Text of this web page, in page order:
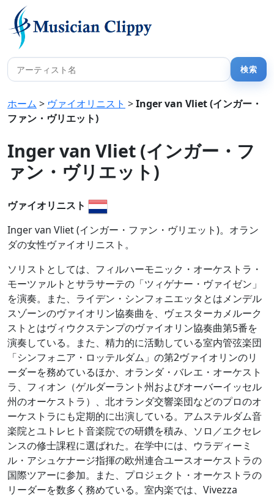
ホーム > ヴァイオリニスト >Inger van Vliet (インガー・
ファン・ヴリエット)
Inger van Vliet (インガー・フ
ァン・ヴリエット)
ヴァイオリニスト
Inger van Vliet (インガー・ファン・ヴリエット)。オラン
ダの女性ヴァイオリニスト。
ソリストとしては、フィルハーモニック・オーケストラ・
モーツァルトとサラサーテの「ツィゲナー・ヴァイゼン」
を演奏。また、ライデン・シンフォニエッタとはメンデル
スゾーンのヴァイオリン協奏曲を、ヴェスターカメルーク
ストとはヴィウクステンプのヴァイオリン協奏曲第5番を
演奏している。また、精力的に活動している室内管弦楽団
「シンフォニア・ロッテルダム」の第2ヴァイオリンのリ
ーダーを務めているほか、オランダ・バレエ・オーケスト
ラ、フィオン（ゲルダーラント州およびオーバーイッセル
州のオーケストラ）、北オランダ交響楽団などのプロのオ
ーケストラにも定期的に出演している。アムステルダム音
楽院とユトレヒト音楽院での研鑽を積み、ソロ／エクセレ
ンスの修士課程に選ばれた。在学中には、ウラディーミ
ル・アシュケナージ指揮の欧州連合ユースオーケストラの
国際ツアーに参加。また、プロジェクト・オーケストラの
リーダーを数多く務めている。室内楽では、Vivezza